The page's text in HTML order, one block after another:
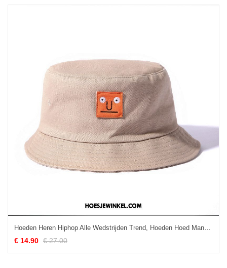
Hoeden Heren Hiphop Alle Wedstrijden Trend, Hoeden Hoed Mannen Beige Farbe
€ 14.90 € 27.00